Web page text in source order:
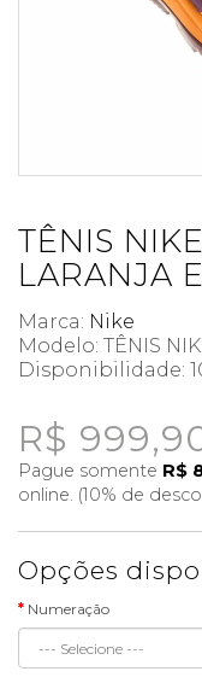
TÊNIS
LARANJA
Marca: Nike
Modelo: TÊNIS
Disponibilidade:
R$
Pague somente R$
online. (10% de
Opções
Numeração